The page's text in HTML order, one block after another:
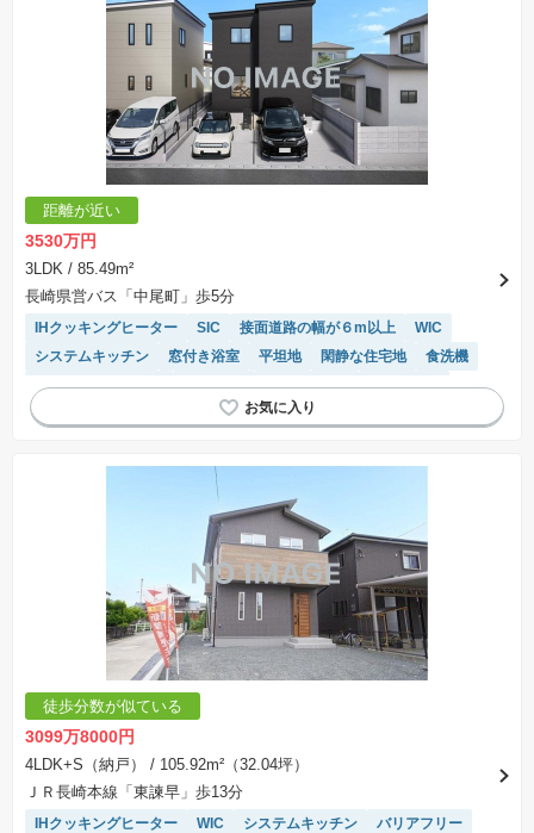
距離が近い
3530万円
3LDK / 85.49m²
長崎県営バス「中尾町」歩5分
IHクッキングヒーター SIC 接面道路の幅が６m以上
WIC
システムキッチン
窓付き浴室 平坦地 閑静な住宅地
食洗機
キッチン収納が多い
EV充電器 高機能トイレ
浴室乾燥機
トイレ2個以上
温水洗浄便座
徒歩分数が似ている
3099万8000円
4LDK+S（納戸）
/ 105.92m²（32.04坪）
ＪＲ長崎本線「東諫早」歩13分
IHクッキングヒーター WIC システムキッチン
バリアフリー